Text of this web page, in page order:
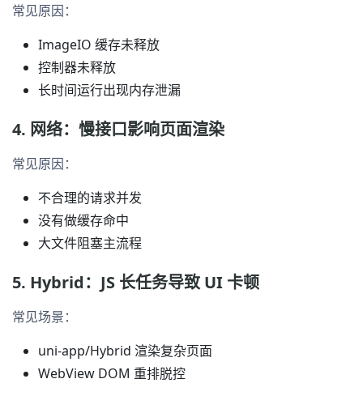
常见原因：
ImageIO 缓存未释放
控制器未释放
长时间运行出现内存泄漏
4. 网络：慢接口影响页面渲染
常见原因：
不合理的请求并发
没有做缓存命中
大文件阻塞主流程
5. Hybrid：JS 长任务导致 UI 卡顿
常见场景：
uni-app/Hybrid 渲染复杂页面
WebView DOM 重排脱控